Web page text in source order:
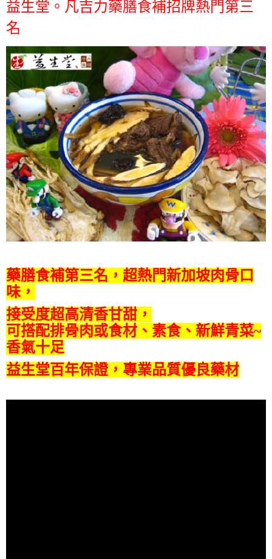
益生堂。凡吉力藥膳食補招牌熱門第三
名
藥膳食補第三名，超熱門新加坡肉骨口
味，
接受度超高清香甘甜，
可搭配排骨肉或食材、素食、新鮮青菜~
香氣十足
益生堂百年保證，專業品質優良藥材